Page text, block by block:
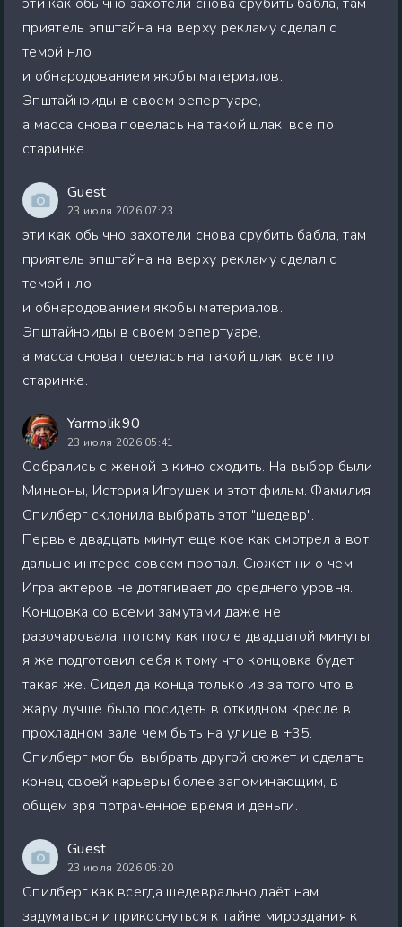
приятель эпштайна на верху рекламу сделал с
темой нло
и обнародованием якобы материалов.
Эпштайноиды в своем репертуаре,
а масса снова повелась на такой шлак. все по
старинке.
Guest
23 июля 2026 07:23
эти как обычно захотели снова срубить бабла, там
приятель эпштайна на верху рекламу сделал с
темой нло
и обнародованием якобы материалов.
Эпштайноиды в своем репертуаре,
а масса снова повелась на такой шлак. все по
старинке.
Yarmolik90
23 июля 2026 05:41
Собрались с женой в кино сходить. На выбор были
Миньоны, История Игрушек и этот фильм. Фамилия
Спилберг склонила выбрать этот "шедевр".
Первые двадцать минут еще кое как смотрел а вот
дальше интерес совсем пропал. Сюжет ни о чем.
Игра актеров не дотягивает до среднего уровня.
Концовка со всеми замутами даже не
разочаровала, потому как после двадцатой минуты
я же подготовил себя к тому что концовка будет
такая же. Сидел да конца только из за того что в
жару лучше было посидеть в откидном кресле в
прохладном зале чем быть на улице в +35.
Спилберг мог бы выбрать другой сюжет и сделать
конец своей карьеры более запоминающим, в
общем зря потраченное время и деньги.
Guest
23 июля 2026 05:20
Спилберг как всегда шедеврально даёт нам
задуматься и прикоснуться к тайне мироздания к